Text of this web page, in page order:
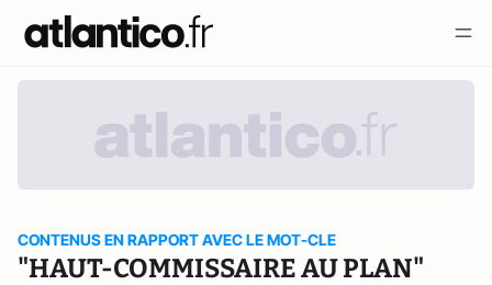
CONTENUS EN RAPPORT AVEC LE MOT-CLE
"HAUT-COMMISSAIRE AU PLAN"